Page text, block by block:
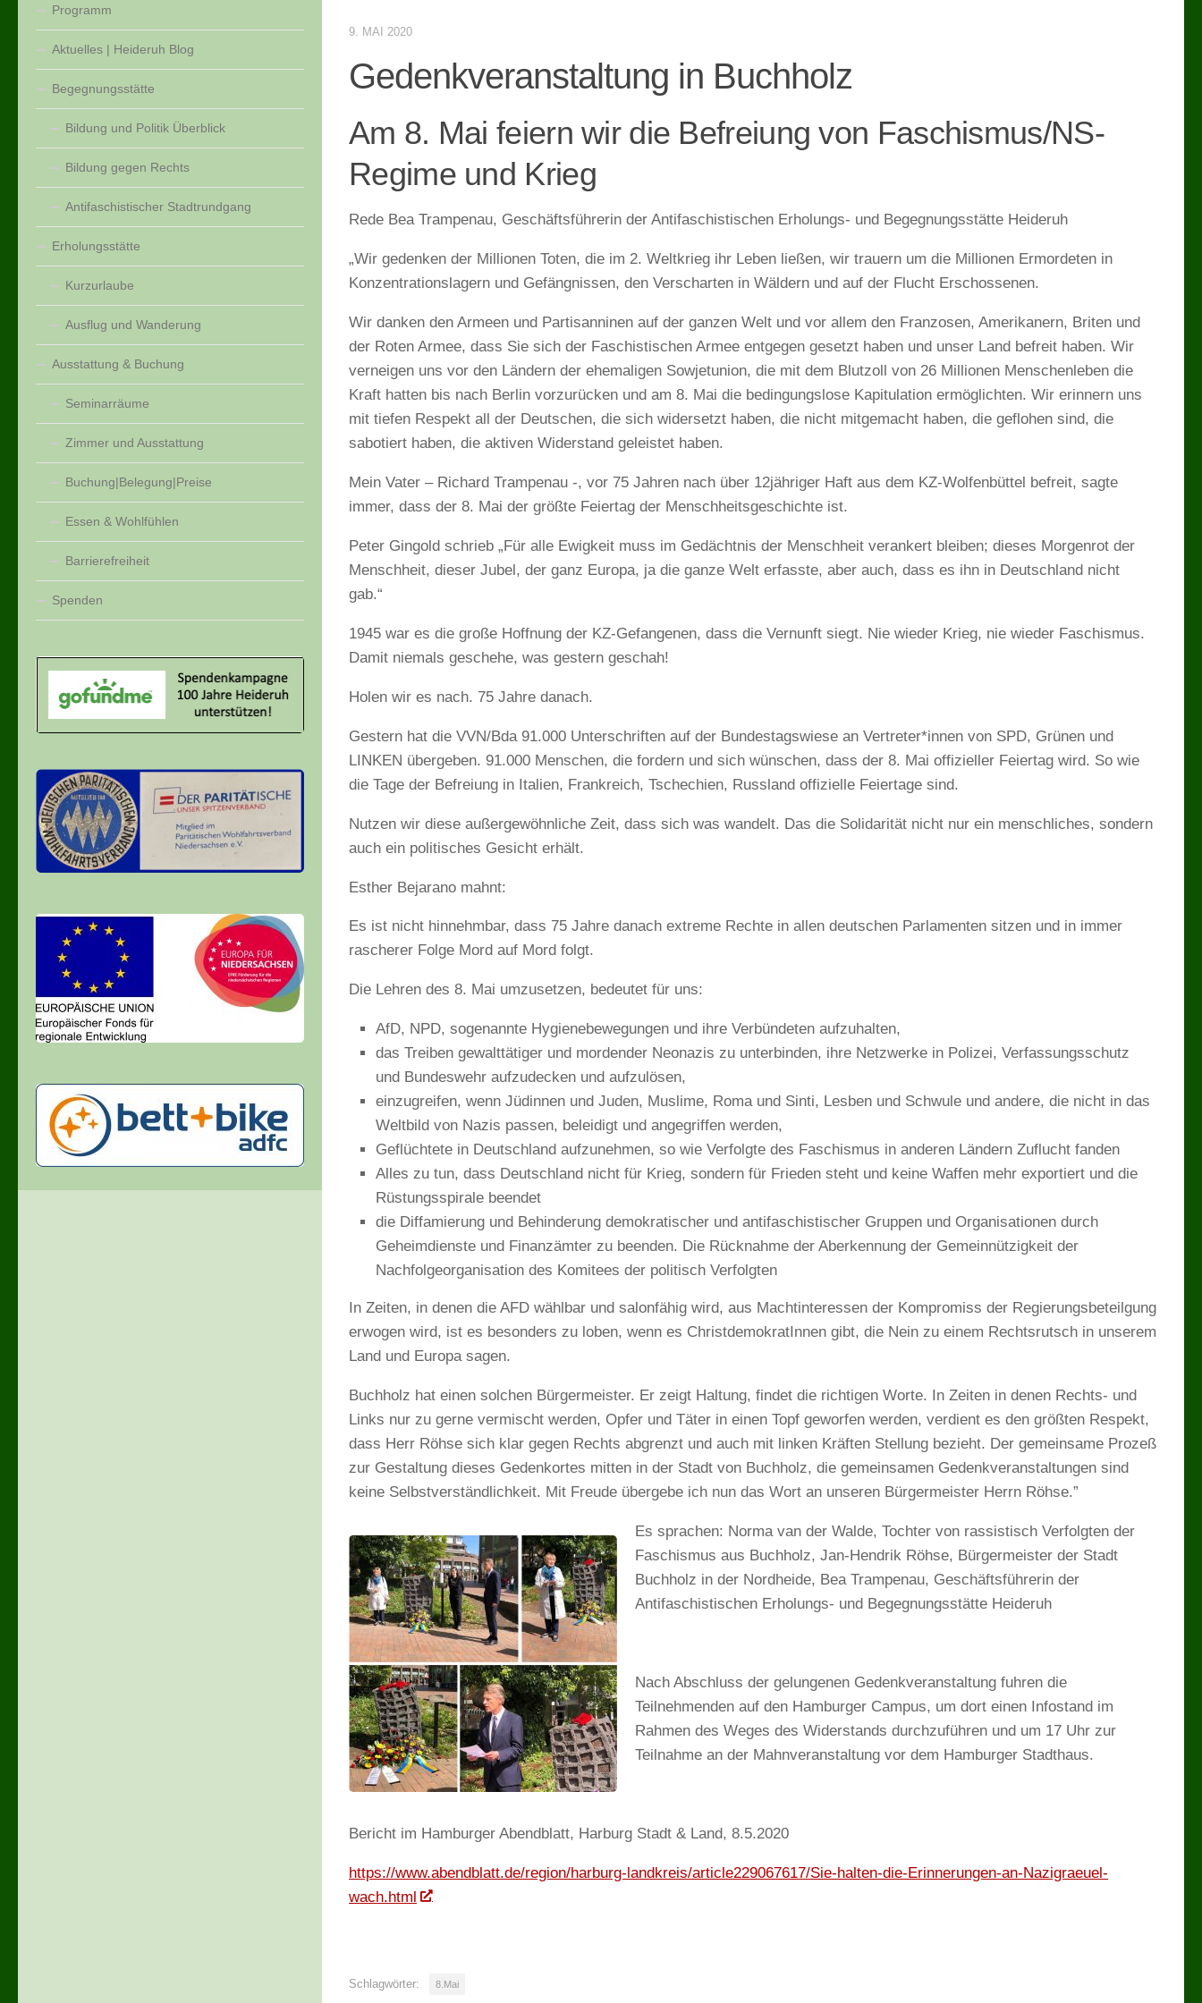
9. MAI 2020
Gedenkveranstaltung in Buchholz
Am 8. Mai feiern wir die Befreiung von Faschismus/NS-
Regime und Krieg
Rede Bea Trampenau, Geschäftsführerin der Antifaschistischen Erholungs- und Begegnungsstätte Heideruh
„Wir gedenken der Millionen Toten, die im 2. Weltkrieg ihr Leben ließen, wir trauern um die Millionen Ermordeten in
Konzentrationslagern und Gefängnissen, den Verscharten in Wäldern und auf der Flucht Erschossenen.
Wir danken den Armeen und Partisanninen auf der ganzen Welt und vor allem den Franzosen, Amerikanern, Briten und
der Roten Armee, dass Sie sich der Faschistischen Armee entgegen gesetzt haben und unser Land befreit haben. Wir
verneigen uns vor den Ländern der ehemaligen Sowjetunion, die mit dem Blutzoll von 26 Millionen Menschenleben die
Kraft hatten bis nach Berlin vorzurücken und am 8. Mai die bedingungslose Kapitulation ermöglichten. Wir erinnern uns
mit tiefen Respekt all der Deutschen, die sich widersetzt haben, die nicht mitgemacht haben, die geflohen sind, die
sabotiert haben, die aktiven Widerstand geleistet haben.
Mein Vater – Richard Trampenau -, vor 75 Jahren nach über 12jähriger Haft aus dem KZ-Wolfenbüttel befreit, sagte
immer, dass der 8. Mai der größte Feiertag der Menschheitsgeschichte ist.
Peter Gingold schrieb „Für alle Ewigkeit muss im Gedächtnis der Menschheit verankert bleiben; dieses Morgenrot der
Menschheit, dieser Jubel, der ganz Europa, ja die ganze Welt erfasste, aber auch, dass es ihn in Deutschland nicht
gab.“
1945 war es die große Hoffnung der KZ-Gefangenen, dass die Vernunft siegt. Nie wieder Krieg, nie wieder Faschismus.
Damit niemals geschehe, was gestern geschah!
Holen wir es nach. 75 Jahre danach.
Gestern hat die VVN/Bda 91.000 Unterschriften auf der Bundestagswiese an Vertreter*innen von SPD, Grünen und
LINKEN übergeben. 91.000 Menschen, die fordern und sich wünschen, dass der 8. Mai offizieller Feiertag wird. So wie
die Tage der Befreiung in Italien, Frankreich, Tschechien, Russland offizielle Feiertage sind.
Nutzen wir diese außergewöhnliche Zeit, dass sich was wandelt. Das die Solidarität nicht nur ein menschliches, sondern
auch ein politisches Gesicht erhält.
Esther Bejarano mahnt:
Es ist nicht hinnehmbar, dass 75 Jahre danach extreme Rechte in allen deutschen Parlamenten sitzen und in immer
rascherer Folge Mord auf Mord folgt.
Die Lehren des 8. Mai umzusetzen, bedeutet für uns:
AfD, NPD, sogenannte Hygienebewegungen und ihre Verbündeten aufzuhalten,
das Treiben gewalttätiger und mordender Neonazis zu unterbinden, ihre Netzwerke in Polizei, Verfassungsschutz
und Bundeswehr aufzudecken und aufzulösen,
einzugreifen, wenn Jüdinnen und Juden, Muslime, Roma und Sinti, Lesben und Schwule und andere, die nicht in das
Weltbild von Nazis passen, beleidigt und angegriffen werden,
Geflüchtete in Deutschland aufzunehmen, so wie Verfolgte des Faschismus in anderen Ländern Zuflucht fanden
Alles zu tun, dass Deutschland nicht für Krieg, sondern für Frieden steht und keine Waffen mehr exportiert und die
Rüstungsspirale beendet
die Diffamierung und Behinderung demokratischer und antifaschistischer Gruppen und Organisationen durch
Geheimdienste und Finanzämter zu beenden. Die Rücknahme der Aberkennung der Gemeinnützigkeit der
Nachfolgeorganisation des Komitees der politisch Verfolgten
In Zeiten, in denen die AFD wählbar und salonfähig wird, aus Machtinteressen der Kompromiss der Regierungsbeteilgung
erwogen wird, ist es besonders zu loben, wenn es ChristdemokratInnen gibt, die Nein zu einem Rechtsrutsch in unserem
Land und Europa sagen.
Buchholz hat einen solchen Bürgermeister. Er zeigt Haltung, findet die richtigen Worte. In Zeiten in denen Rechts- und
Links nur zu gerne vermischt werden, Opfer und Täter in einen Topf geworfen werden, verdient es den größten Respekt,
dass Herr Röhse sich klar gegen Rechts abgrenzt und auch mit linken Kräften Stellung bezieht. Der gemeinsame Prozeß
zur Gestaltung dieses Gedenkortes mitten in der Stadt von Buchholz, die gemeinsamen Gedenkveranstaltungen sind
keine Selbstverständlichkeit. Mit Freude übergebe ich nun das Wort an unseren Bürgermeister Herrn Röhse.”
Es sprachen: Norma van der Walde, Tochter von rassistisch Verfolgten der
Faschismus aus Buchholz, Jan-Hendrik Röhse, Bürgermeister der Stadt
Buchholz in der Nordheide, Bea Trampenau, Geschäftsführerin der
Antifaschistischen Erholungs- und Begegnungsstätte Heideruh
Nach Abschluss der gelungenen Gedenkveranstaltung fuhren die
Teilnehmenden auf den Hamburger Campus, um dort einen Infostand im
Rahmen des Weges des Widerstands durchzuführen und um 17 Uhr zur
Teilnahme an der Mahnveranstaltung vor dem Hamburger Stadthaus.
Bericht im Hamburger Abendblatt, Harburg Stadt & Land, 8.5.2020
https://www.abendblatt.de/region/harburg-landkreis/article229067617/Sie-halten-die-Erinnerungen-an-Nazigraeuel-
wach.html
Schlagwörter: 8.Mai
Programm
Aktuelles | Heideruh Blog
Begegnungsstätte
Bildung und Politik Überblick
Bildung gegen Rechts
Antifaschistischer Stadtrundgang
Erholungsstätte
Kurzurlaube
Ausflug und Wanderung
Ausstattung & Buchung
Seminarräume
Zimmer und Ausstattung
Buchung|Belegung|Preise
Essen & Wohlfühlen
Barrierefreiheit
Spenden